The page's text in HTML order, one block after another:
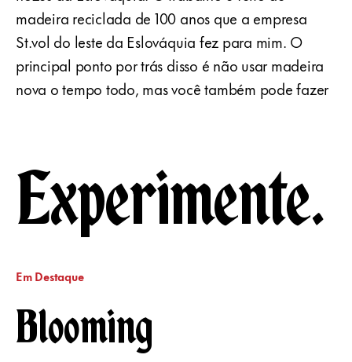
madeira reciclada de 100 anos que a empresa
St.vol do leste da Eslováquia fez para mim. O
principal ponto por trás disso é não usar madeira
nova o tempo todo, mas você também pode fazer
Experimente.
Em Destaque
Blooming